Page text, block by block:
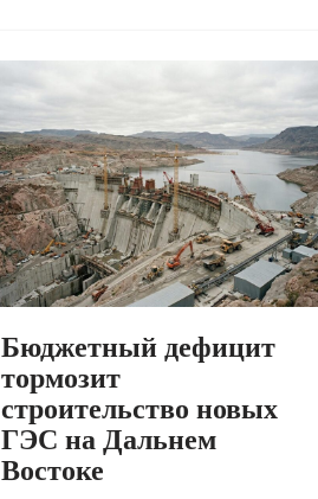
Бюджетный дефицит
тормозит
строительство новых
ГЭС на Дальнем
Востоке